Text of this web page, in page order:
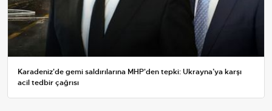
Karadeniz'de gemi saldırılarına MHP'den tepki: Ukrayna’ya karşı
acil tedbir çağrısı